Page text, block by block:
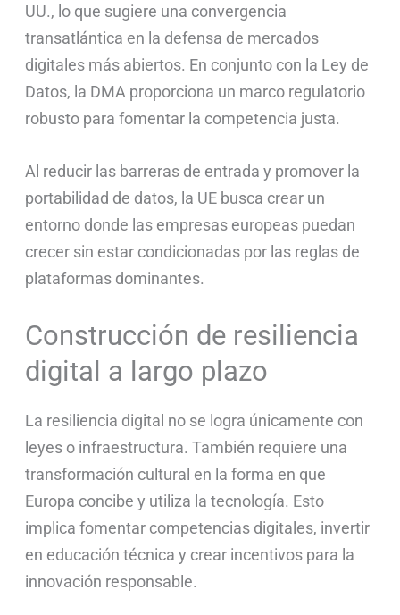
UU., lo que sugiere una convergencia
transatlántica en la defensa de mercados
digitales más abiertos. En conjunto con la Ley de
Datos, la DMA proporciona un marco regulatorio
robusto para fomentar la competencia justa.
Al reducir las barreras de entrada y promover la
portabilidad de datos, la UE busca crear un
entorno donde las empresas europeas puedan
crecer sin estar condicionadas por las reglas de
plataformas dominantes.
Construcción de resiliencia
digital a largo plazo
La resiliencia digital no se logra únicamente con
leyes o infraestructura. También requiere una
transformación cultural en la forma en que
Europa concibe y utiliza la tecnología. Esto
implica fomentar competencias digitales, invertir
en educación técnica y crear incentivos para la
innovación responsable.